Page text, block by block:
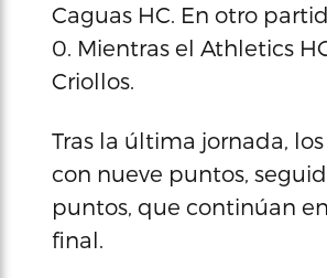
Caguas HC. En otro
0. Mientras el Athletics
Criollos.
Tras la última jornada,
con nueve puntos,
puntos, que continúan
final.